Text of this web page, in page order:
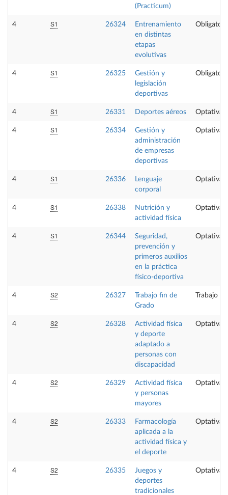
(Practicum)
4 S1 26324
Entrenamiento
en distintas
etapas
evolutivas
4 S1 26325
Gestión y
legislación
deportivas
4 S1 26331 Deportes aéreos Optativa
4 S1 26334
Gestión y
administración
de empresas
deportivas
Optativa
4 S1 26336
Lenguaje
corporal
Optativa
4 S1 26338
Nutrición y
actividad física
Optativa
4 S1 26344
Seguridad,
prevención y
primeros auxilios
en la práctica
físico-deportiva
Optativa
4 S2 26327
Trabajo fin de
Grado
Trabajo
4 S2 26328
Actividad física
y deporte
adaptado a
personas con
discapacidad
Optativa
4 S2 26329
Actividad física
y personas
mayores
Optativa
4 S2 26333
Farmacología
aplicada a la
actividad física y
el deporte
Optativa
4 S2 26335
Juegos y
deportes
tradicionales
Optativa